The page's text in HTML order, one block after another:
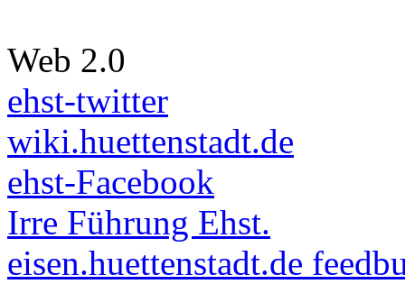
Web 2.0
ehst-twitter
wiki.huettenstadt.de
ehst-Facebook
Irre Führung Ehst.
eisen.huettenstadt.de